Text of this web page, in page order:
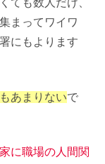
ても数人だけ、
まってワイワ
にもよります
あまりないで
に職場の人間関